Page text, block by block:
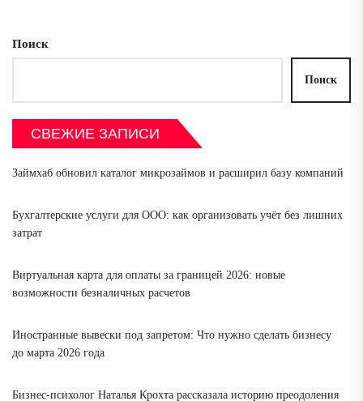
Поиск
Поиск
СВЕЖИЕ ЗАПИСИ
Займхаб обновил каталог микрозаймов и расширил базу компаний
Бухгалтерские услуги для ООО: как организовать учёт без лишних
затрат
Виртуальная карта для оплаты за границей 2026: новые
возможности безналичных расчетов
Иностранные вывески под запретом: Что нужно сделать бизнесу
до марта 2026 года
Бизнес-психолог Наталья Крохта рассказала историю преодоления